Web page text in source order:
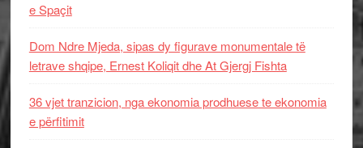
e Spaçit
Dom Ndre Mjeda, sipas dy figurave monumentale të
letrave shqipe, Ernest Koliqit dhe At Gjergj Fishta
36 vjet tranzicion, nga ekonomia prodhuese te ekonomia
e përfitimit